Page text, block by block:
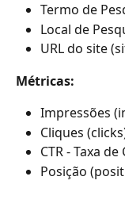
Termo de
Local de
URL do site
Métricas:
Impressões
Cliques
CTR - Taxa
Posição